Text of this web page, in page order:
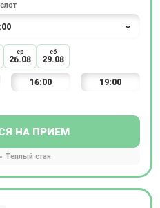
ср
26.08
сб
29.08
16:00 19:00
НА ПРИЕМ
Теплый стан